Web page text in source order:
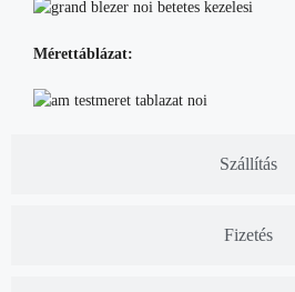
Szállítás
Fizetés
Mérettáblázat: